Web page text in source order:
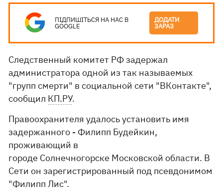
ПІДПИШІТЬСЯ НА НАС В
GOOGLE
ДОДАТИ
ЗАРАЗ
Следственный комитет РФ задержал
администратора одной из так называемых
"групп смерти" в социальной сети "ВКонтакте",
сообщил КП.РУ.
Правоохранителя удалось установить имя
задержанного - Филипп Будейкин,
проживающий в
городе Солнечногорске Московской области. В
Сети он зарегистрированный под псевдонимом
"Филипп Лис".